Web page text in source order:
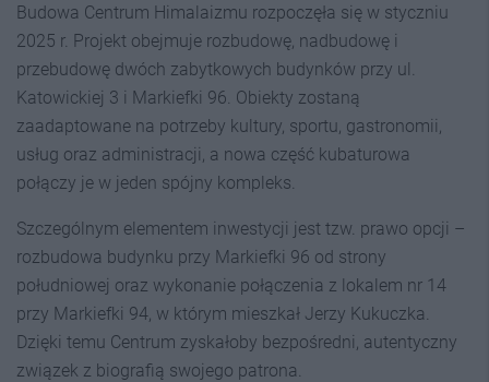
Budowa Centrum Himalaizmu rozpoczęła się w styczniu
2025 r. Projekt obejmuje rozbudowę, nadbudowę i
przebudowę dwóch zabytkowych budynków przy ul.
Katowickiej 3 i Markiefki 96. Obiekty zostaną
zaadaptowane na potrzeby kultury, sportu, gastronomii,
usług oraz administracji, a nowa część kubaturowa
połączy je w jeden spójny kompleks.
Szczególnym elementem inwestycji jest tzw. prawo opcji –
rozbudowa budynku przy Markiefki 96 od strony
południowej oraz wykonanie połączenia z lokalem nr 14
przy Markiefki 94, w którym mieszkał Jerzy Kukuczka.
Dzięki temu Centrum zyskałoby bezpośredni, autentyczny
związek z biografią swojego patrona.